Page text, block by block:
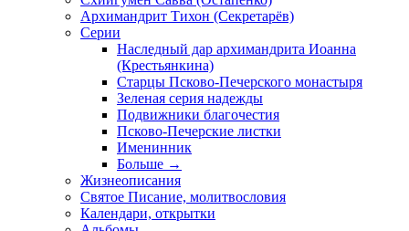
Архимандрит Тихон (Секретарёв)
Серии
Наследный дар архимандрита Иоанна
(Крестьянкина)
Старцы Псково-Печерского монастыря
Зеленая серия надежды
Подвижники благочестия
Псково-Печерские листки
Именинник
Больше →
Жизнеописания
Святое Писание, молитвословия
Календари, открытки